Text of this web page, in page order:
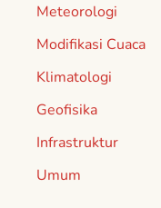
Meteorologi
Modifikasi Cuaca
Klimatologi
Geofisika
Infrastruktur
Umum